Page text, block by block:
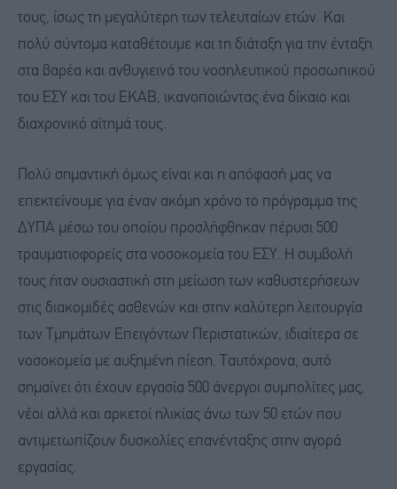
τους, ίσως τη μεγαλύτερη των τελευταίων ετών. Και
πολύ σύντομα καταθέτουμε και τη διάταξη για την ένταξη
στα βαρέα και ανθυγιεινά του νοσηλευτικού προσωπικού
του ΕΣΥ και του ΕΚΑΒ, ικανοποιώντας ένα δίκαιο και
διαχρονικό αίτημά τους.
Πολύ σημαντική όμως είναι και η απόφασή μας να
επεκτείνουμε για έναν ακόμη χρόνο το πρόγραμμα της
ΔΥΠΑ μέσω του οποίου προσλήφθηκαν πέρυσι 500
τραυματιοφορείς στα νοσοκομεία του ΕΣΥ. Η συμβολή
τους ήταν ουσιαστική στη μείωση των καθυστερήσεων
στις διακομιδές ασθενών και στην καλύτερη λειτουργία
των Τμημάτων Επειγόντων Περιστατικών, ιδιαίτερα σε
νοσοκομεία με αυξημένη πίεση. Ταυτόχρονα, αυτό
σημαίνει ότι έχουν εργασία 500 άνεργοι συμπολίτες μας,
νέοι αλλά και αρκετοί ηλικίας άνω των 50 ετών που
αντιμετωπίζουν δυσκολίες επανένταξης στην αγορά
εργασίας.